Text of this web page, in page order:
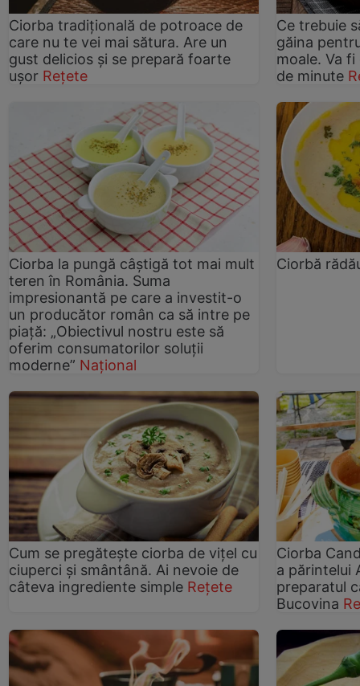
Ciorba tradițională de potroace de
care nu te vei mai sătura. Are un
gust delicios și se prepară foarte
ușor Rețete
Ce trebuie
găina
moale. Va
de minute
Ciorba la pungă câștigă tot mai mult
teren în România. Suma
impresionantă pe care a investit-o
un producător român ca să intre pe
piață: „Obiectivul nostru este să
oferim consumatorilor soluții
moderne” Național
Ciorbă
Cum se pregătește ciorba de vițel cu
ciuperci și smântână. Ai nevoie de
câteva ingrediente simple Rețete
Ciorba
a părintelui
preparatul
Bucovina